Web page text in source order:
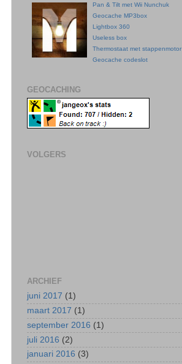
Pan & Tilt met Wii Nunchuk
Geocache MP3box
Lightbox 360
Useless box
Thermostaat met stappenmotor
Geocache codeslot
GEOCACHING
VOLGERS
ARCHIEF
juni 2017 (1)
maart 2017 (1)
september 2016 (1)
juli 2016 (2)
januari 2016 (3)